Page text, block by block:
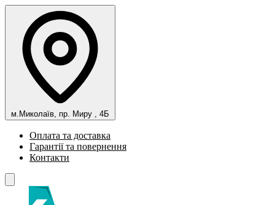
м.Миколаїв, пр. Миру , 4Б
Оплата та доставка
Гарантії та повернення
Контакти